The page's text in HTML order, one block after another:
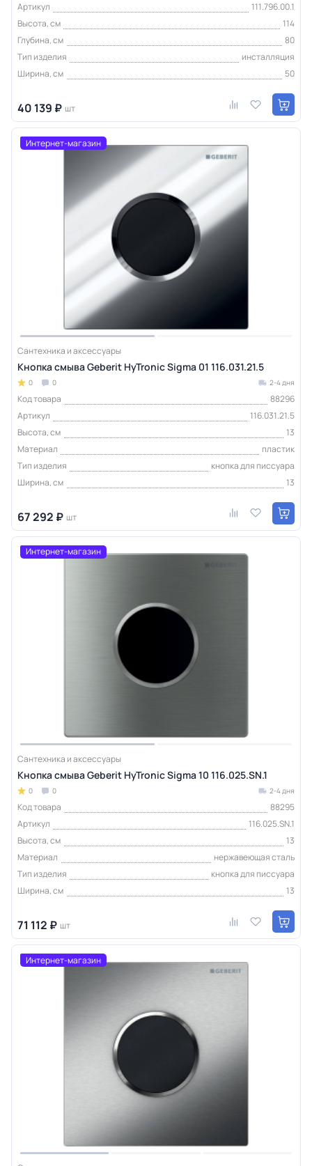
Артикул
111.796.00.1
Высота, см
114
Глубина, см
80
Тип изделия
инсталляция
Ширина, см
50
40 139 ₽ шт
Интернет-магазин
Сантехника и аксессуары
Кнопка смыва Geberit HyTronic Sigma 01 116.031.21.5
0 0 2-4 дня
Код товара
88296
Артикул
116.031.21.5
Высота, см
13
Материал
пластик
Тип изделия
кнопка для писсуара
Ширина, см
13
67 292 ₽ шт
Интернет-магазин
Сантехника и аксессуары
Кнопка смыва Geberit HyTronic Sigma 10 116.025.SN.1
0 0 2-4 дня
Код товара
88295
Артикул
116.025.SN.1
Высота, см
13
Материал
нержавеющая сталь
Тип изделия
кнопка для писсуара
Ширина, см
13
71 112 ₽ шт
Интернет-магазин